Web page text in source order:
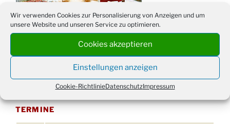
Wir verwenden Cookies zur Personalisierung von Anzeigen und um
unsere Website und unseren Service zu optimieren.
Cookies akzeptieren
Einstellungen anzeigen
Cookie-RichtlinieDatenschutzImpressum
TERMINE